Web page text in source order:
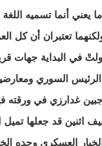
يعني أنما تسميه
تعتبران أن كل
في البداية جهات
السوري
اثنين قد جعلها تميل
العسكري وحده